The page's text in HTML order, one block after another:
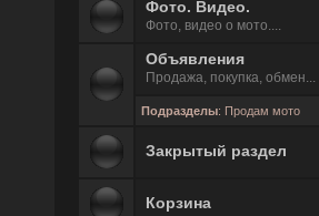
Фото. Видео.
Фото, видео о мото....
Объявления
Продажа, покупка,
Подразделы: Продам мото
Закрытый раздел
Корзина